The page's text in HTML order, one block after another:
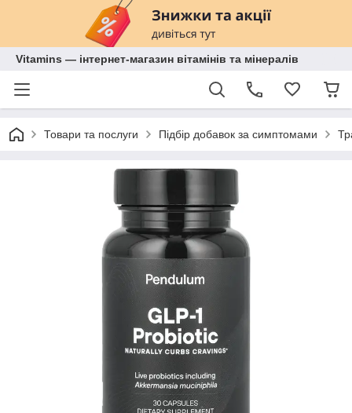
Vitamins — інтернет-магазин вітамінів та мінералів
Товари та послуги Підбір добавок за симптомами